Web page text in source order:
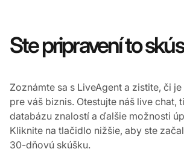
Ste pripravení to
Zoznámte sa s LiveAgent a zistite, či
pre váš biznis. Otestujte náš live chat,
databázu znalostí a ďalšie možnosti
Kliknite na tlačidlo nižšie, aby ste
30-dňovú skúšku.